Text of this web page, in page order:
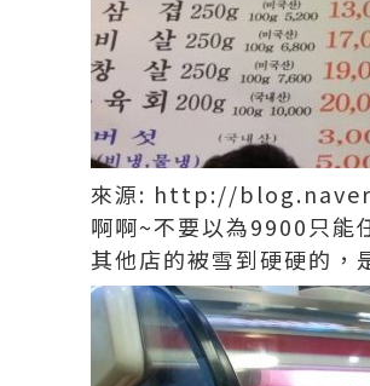
來源: http://
啊啊~不要以為9900只能
其他店的被雪到硬硬的